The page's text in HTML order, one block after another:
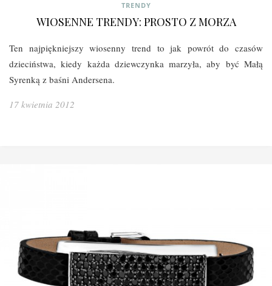
TRENDY
WIOSENNE TRENDY: PROSTO Z MORZA
Ten najpiękniejszy wiosenny trend to jak powrót do czasów
dzieciństwa, kiedy każda dziewczynka marzyła, aby być Małą
Syrenką z baśni Andersena.
17 kwietnia 2012